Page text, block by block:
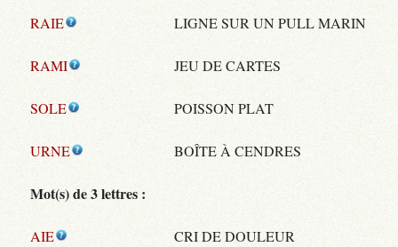
RAIE LIGNE SUR UN PULL MARIN
RAMI JEU DE CARTES
SOLE POISSON PLAT
URNE BOÎTE À CENDRES
Mot(s) de 3 lettres :
AIE CRI DE DOULEUR